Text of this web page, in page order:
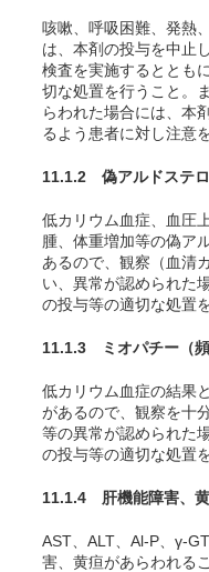
咳嗽、呼吸困難、発熱
は、本剤の投与を中止
検査を実施するととも
切な処置を行うこと。
らわれた場合には、本
るよう患者に対し注意
11.1.2 偽アルドステ
低カリウム血症、血圧
腫、体重増加等の偽ア
あるので、観察（血清
い、異常が認められた
の投与等の適切な処置
11.1.3 ミオパチー （
低カリウム血症の結果
があるので、観察を十
等の異常が認められた
の投与等の適切な処置
11.1.4 肝機能障害、
AST、ALT、Al-P、γ-
害、黄疸があらわれる